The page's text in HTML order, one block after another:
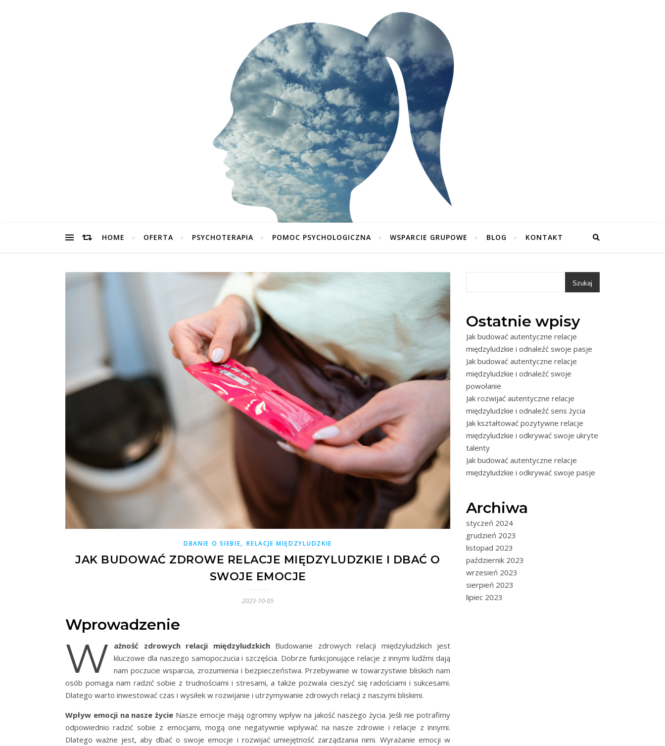
Wsparcie psychoterapeuty
HOME OFERTA PSYCHOTERAPIA POMOC PSYCHOLOGICZNA WSPARCIE GRUPOWE BLOG KONTAKT
DBANIE O SIEBIE,RELACJE MIĘDZYLUDZKIE
JAK BUDOWAĆ ZDROWE RELACJE MIĘDZYLUDZKIE I DBAĆ O
SWOJE EMOCJE
2023-10-05
Wprowadzenie
W ażność zdrowych relacji międzyludzkichBudowanie zdrowych relacji międzyludzkich jest
kluczowe dla naszego samopoczucia i szczęścia. Dobrze funkcjonujące relacje z innymi ludźmi dają
nam poczucie wsparcia, zrozumienia i bezpieczeństwa. Przebywanie w towarzystwie bliskich nam
osób pomaga nam radzić sobie z trudnościami i stresami, a także pozwala cieszyć się radościami i sukcesami.
Dlatego warto inwestować czas i wysiłek w rozwijanie i utrzymywanie zdrowych relacji z naszymi bliskimi.
Wpływ emocji na nasze życie Nasze emocje mają ogromny wpływ na jakość naszego życia. Jeśli nie potrafimy
odpowiednio radzić sobie z emocjami, mogą one negatywnie wpływać na nasze zdrowie i relacje z innymi.
Dlatego ważne jest, aby dbać o swoje emocje i rozwijać umiejętność zarządzania nimi. Wyrażanie emocji w
Szukaj
Ostatnie wpisy
Jak budować autentyczne relacje
międzyludzkie i odnaleźć swoje pasje
Jak budować autentyczne relacje
międzyludzkie i odnaleźć swoje
powołanie
Jak rozwijać autentyczne relacje
międzyludzkie i odnaleźć sens życia
Jak kształtować pozytywne relacje
międzyludzkie i odkrywać swoje ukryte
talenty
Jak budować autentyczne relacje
międzyludzkie i odkrywać swoje pasje
Archiwa
styczeń 2024
grudzień 2023
listopad 2023
październik 2023
wrzesień 2023
sierpień 2023
lipiec 2023